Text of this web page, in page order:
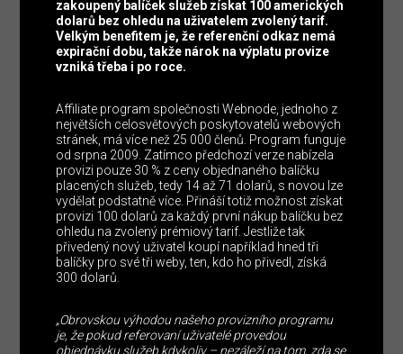
zakoupený balíček služeb získat 100 amerických
dolarů bez ohledu na uživatelem zvolený tarif.
Velkým benefitem je, že referenční odkaz nemá
expirační dobu, takže nárok na výplatu provize
vzniká třeba i po roce.
Affiliate program společnosti Webnode, jednoho z
největších celosvětových poskytovatelů webových
stránek, má více než 25 000 členů. Program funguje
od srpna 2009. Zatímco předchozí verze nabízela
provizi pouze 30 % z ceny objednaného balíčku
placených služeb, tedy 14 až 71 dolarů, s novou lze
vydělat podstatně více. Přináší totiž možnost získat
provizi 100 dolarů za každý první nákup balíčku bez
ohledu na zvolený prémiový tarif. Jestliže tak
přivedený nový uživatel koupí například hned tři
balíčky pro své tři weby, ten, kdo ho přivedl, získá
300 dolarů.
„Obrovskou výhodou našeho provizního programu
je, že pokud referovaní uživatelé provedou
objednávku služeb kdykoliv – nezáleží na tom, zda se